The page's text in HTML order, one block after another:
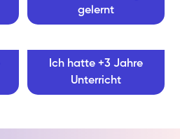
gelernt
Ich hatte +3 Jahre
Unterricht